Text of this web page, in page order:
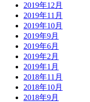
2019年12月
2019年11月
2019年10月
2019年9月
2019年6月
2019年2月
2019年1月
2018年11月
2018年10月
2018年9月